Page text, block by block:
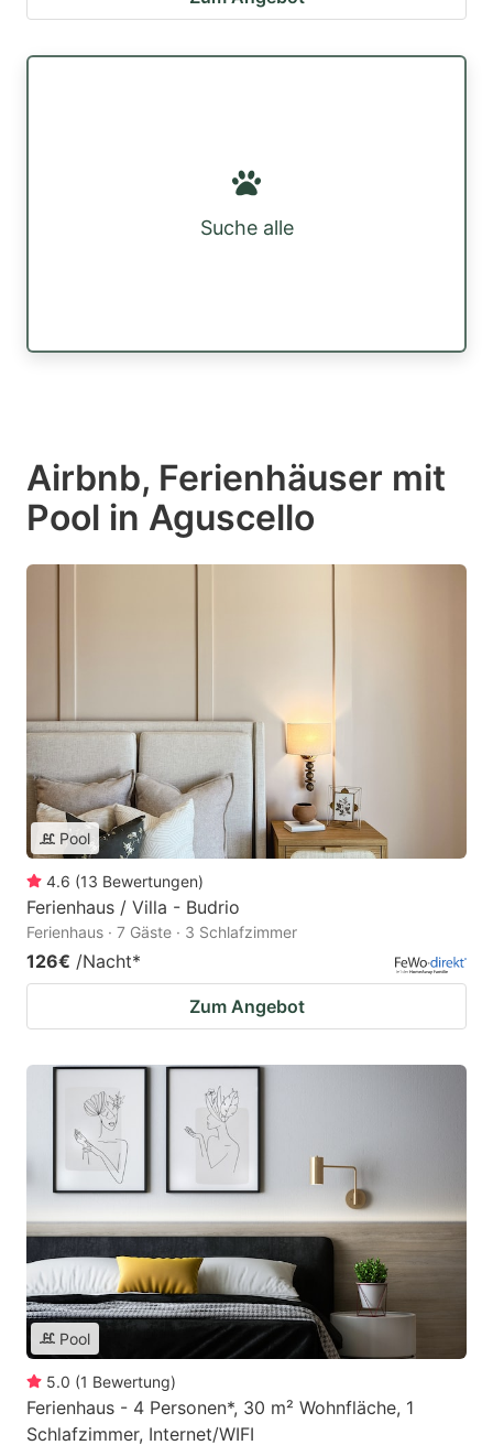
Suche alle
Airbnb, Ferienhäuser mit
Pool in Aguscello
Pool
4.6 (13 Bewertungen)
Ferienhaus / Villa - Budrio
Ferienhaus · 7 Gäste · 3 Schlafzimmer
126€ /Nacht*
Zum Angebot
Pool
5.0 (1 Bewertung)
Ferienhaus - 4 Personen*, 30 m² Wohnfläche, 1
Schlafzimmer, Internet/WIFI